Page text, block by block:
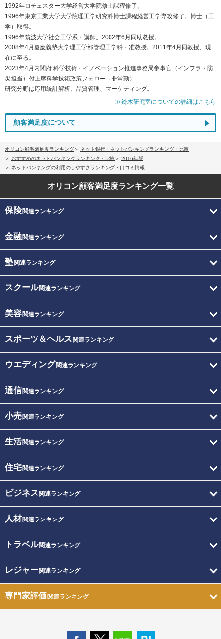
1992年ロチェスター大学経営大学院修士課程修了。
1996年東京工業大学大学院理工学研究科博士課程経営工学専攻修了。博士（工
学）取得。
1996年筑波大学社会工学系・講師。2002年6月同助教授。
2008年4月慶應義塾大学理工学部管理工学科・准教授。2011年4月同教授、現
在に至る。
2023年4月内閣府 科学技術・イノベーション推進事務局参事官（インフラ・防
災担当）付上席科学技術政策フェロー（非常勤）
研究分野は応用統計解析、品質管理、マーケティング。
≫鈴木研究室についての詳細はこちら
顧客満足度について
オリコン顧客満足度ランキング
ネット銀行・ネットバンキングランキング・比較
おすすめのネットバンキングランキング・比較
2016年版
ネットバンキングの利用のしやすさランキング・口コミ情報
オリコン顧客満足度ランキング一覧
保険関連ランキング
金融関連ランキング
塾関連ランキング
スクール関連ランキング
美容関連ランキング
スポーツ＆ヘルス 関連ランキング
ウエディング関連ランキング
通信関連ランキング
小売関連ランキング
生活関連ランキング
住宅関連ランキング
ビジネス 関連ランキング
人材関連ランキング
トラベル関連ランキング
レジャー関連ランキング
専門家評価関連ランキング